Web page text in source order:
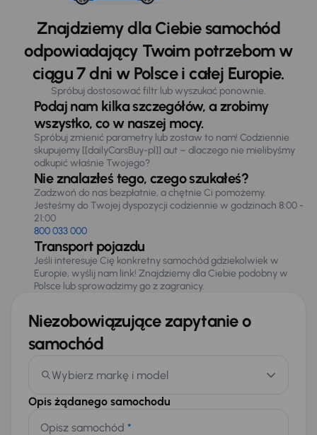
Znajdziemy dla Ciebie samochód
odpowiadający Twoim potrzebom w
ciągu 7 dni w Polsce i całej Europie.
Spróbuj dostosować filtr lub wyszukać ponownie.
Podaj nam kilka szczegółów, a zrobimy
wszystko, co w naszej mocy.
Spróbuj zmienić parametry lub zostaw to nam! Codziennie
skupujemy [[dailyCarsBuy-pl]] aut – dlaczego nie mielibyśmy
odkupić właśnie Twojego?
Nie znalazłeś tego, czego szukałeś?
Zadzwoń do nas bezpłatnie, a chętnie Ci pomożemy.
Jesteśmy do Twojej dyspozycji codziennie w godzinach 8:00 -
21:00
800 033 000
Transport pojazdu
Jeśli interesuje Cię konkretny samochód gdziekolwiek w
Europie, wyślij nam link! Znajdziemy dla Ciebie podobny w
Polsce lub sprowadzimy go z zagranicy.
Niezobowiązujące zapytanie o
samochód
Wybierz markę i model
Opis żądanego samochodu
Opisz samochód *